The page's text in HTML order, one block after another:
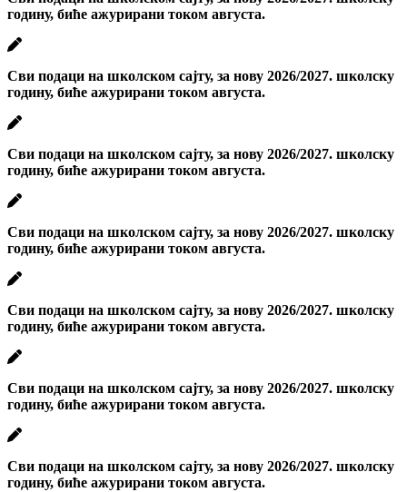
годину, биће ажурирани током августа.
Сви подаци на школском сајту, за нову 2026/2027. школску
годину, биће ажурирани током августа.
Сви подаци на школском сајту, за нову 2026/2027. школску
годину, биће ажурирани током августа.
Сви подаци на школском сајту, за нову 2026/2027. школску
годину, биће ажурирани током августа.
Сви подаци на школском сајту, за нову 2026/2027. школску
годину, биће ажурирани током августа.
Сви подаци на школском сајту, за нову 2026/2027. школску
годину, биће ажурирани током августа.
Сви подаци на школском сајту, за нову 2026/2027. школску
годину, биће ажурирани током августа.